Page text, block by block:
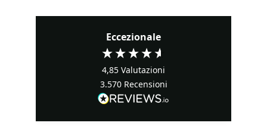
Eccezionale
4,85 Valutazioni
3.570 Recensioni